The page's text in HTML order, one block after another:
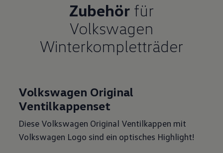
Zubehörfür
Volkswagen
Winterkompletträder
Volkswagen Original
Ventilkappenset
Diese Volkswagen Original Ventilkappen mit
Volkswagen Logo sind ein optisches Highlight!